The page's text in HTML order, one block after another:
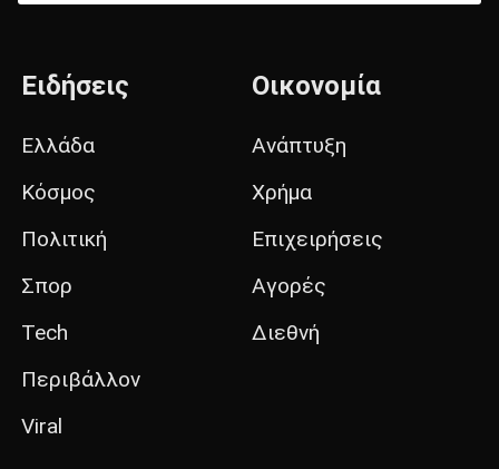
Ειδήσεις
Ελλάδα
Κόσμος
Πολιτική
Σπορ
Tech
Περιβάλλον
Viral
Οικονομία
Ανάπτυξη
Χρήμα
Επιχειρήσεις
Αγορές
Διεθνή